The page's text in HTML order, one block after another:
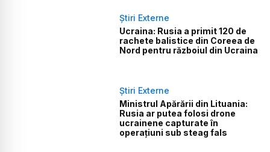
Știri Externe
Ucraina: Rusia a primit 120 de
rachete balistice din Coreea de
Nord pentru războiul din Ucraina
Știri Externe
Ministrul Apărării din Lituania:
Rusia ar putea folosi drone
ucrainene capturate în
operațiuni sub steag fals